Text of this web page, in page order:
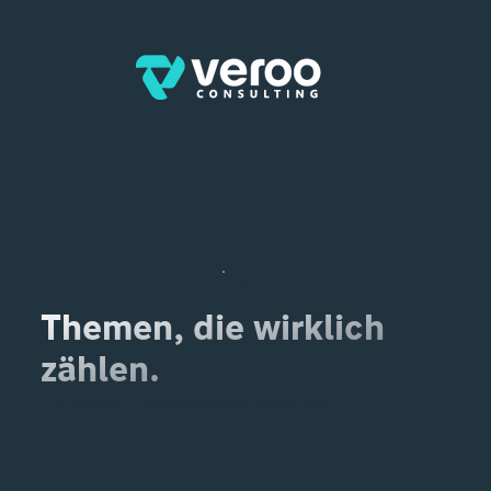
Themen, die wirklich
zählen.